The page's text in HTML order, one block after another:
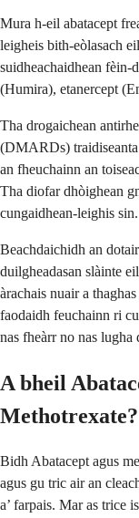
Mura h-eil abatacept
leigheis bith-eòlasach
suidheachaidhean fèin-
(Humira), etanercept
Tha drogaichean
(DMARDs)
an fheuchainn an
Tha diofar dhòighean
cungaidhean-leighis sin.
Beachdaichidh an
duilgheadasan slàinte
àrachais nuair a
faodaidh feuchainn ri
nas fheàrr no nas lugha
A bheil
Methotrexate?
Bidh Abatacept agus
agus gu tric air an
a’ farpais. Mar as trice